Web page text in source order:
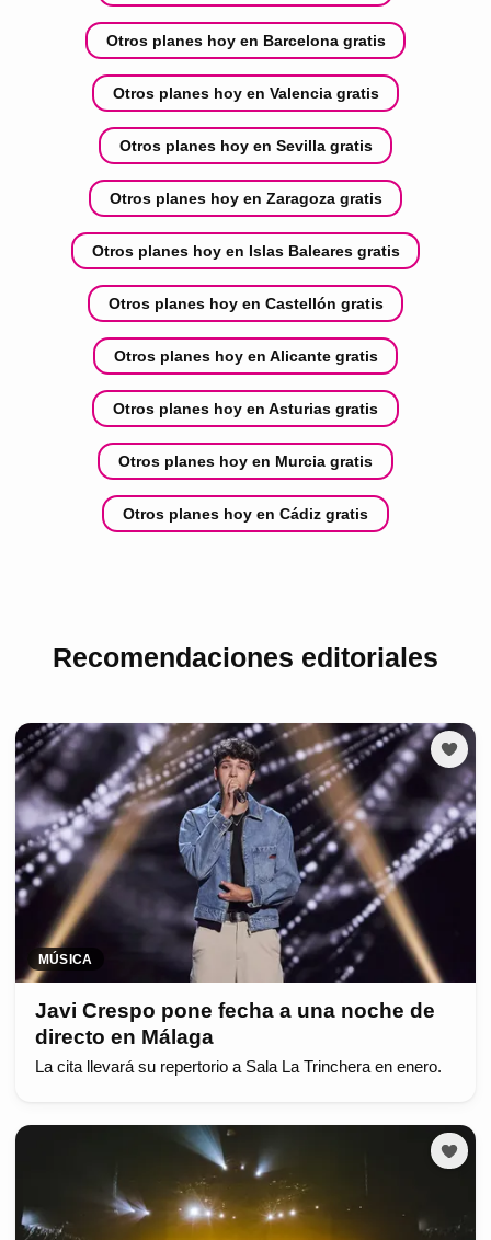
Otros planes hoy en Barcelona gratis
Otros planes hoy en Valencia gratis
Otros planes hoy en Sevilla gratis
Otros planes hoy en Zaragoza gratis
Otros planes hoy en Islas Baleares gratis
Otros planes hoy en Castellón gratis
Otros planes hoy en Alicante gratis
Otros planes hoy en Asturias gratis
Otros planes hoy en Murcia gratis
Otros planes hoy en Cádiz gratis
Recomendaciones editoriales
MÚSICA
Javi Crespo pone fecha a una noche de
directo en Málaga
La cita llevará su repertorio a Sala La Trinchera en enero.